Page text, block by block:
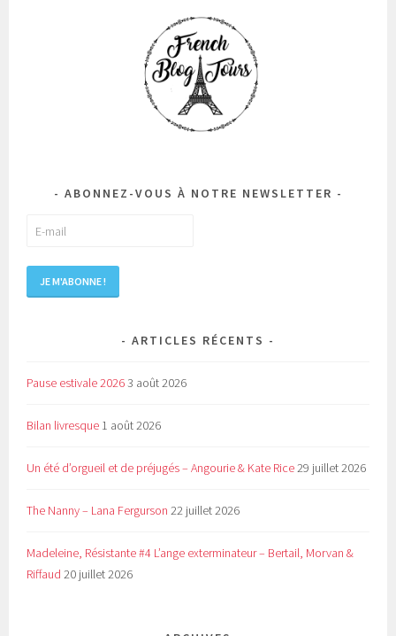
ABONNEZ-VOUS À NOTRE NEWSLETTER
ARTICLES RÉCENTS
Pause estivale 20263 août 2026
Bilan livresque 1 août 2026
Un été d’orgueil et de préjugés – Angourie & Kate Rice29 juillet 2026
The Nanny – Lana Fergurson 22 juillet 2026
Madeleine, Résistante #4 L’ange exterminateur – Bertail, Morvan &
Riffaud 20 juillet 2026